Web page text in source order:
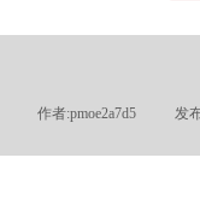
作者:pmoe2a7d5 发